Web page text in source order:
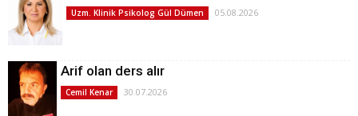
Uzm. Klinik Psikolog Gül Dümen 05.08.2026
Arif olan ders alır
Cemil Kenar 30.07.2026